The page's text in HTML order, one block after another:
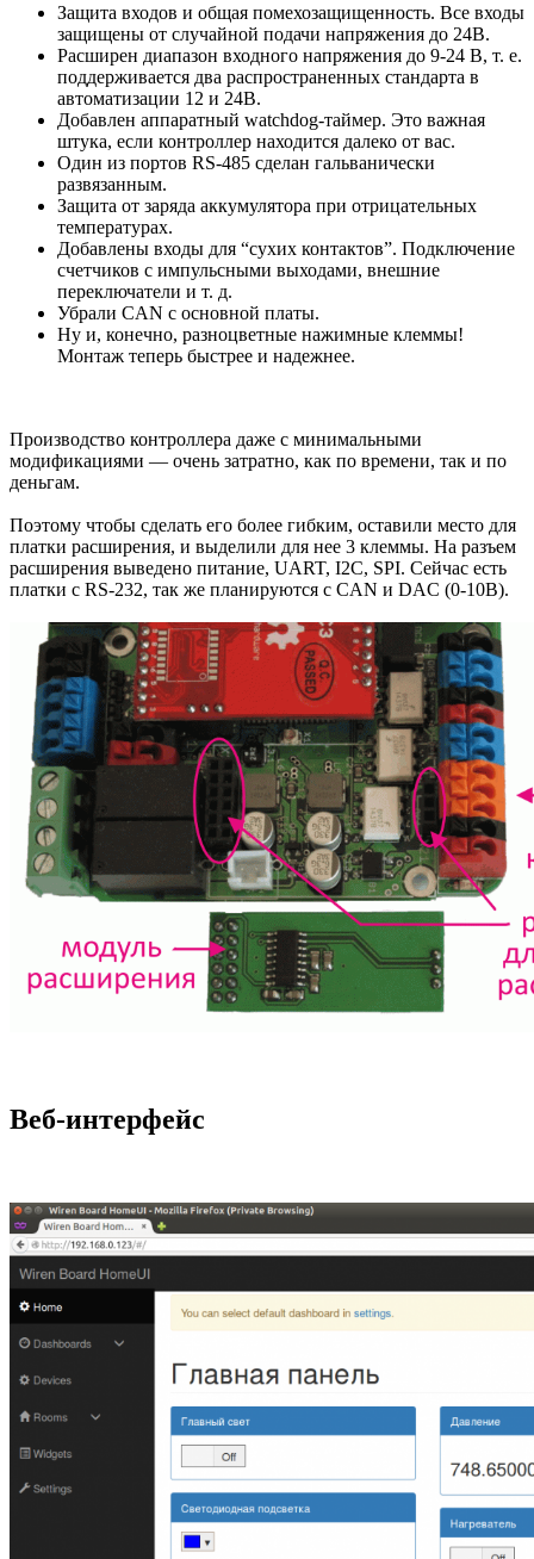
Защита входов и общая помехозащищенность. Все входы
защищены от случайной подачи напряжения до 24В.
Расширен диапазон входного напряжения до 9-24 В, т. е.
поддерживается два распространенных стандарта в
автоматизации 12 и 24В.
Добавлен аппаратный watchdog-таймер. Это важная
штука, если контроллер находится далеко от вас.
Один из портов RS-485 сделан гальванически
развязанным.
Защита от заряда аккумулятора при отрицательных
температурах.
Добавлены входы для “сухих контактов”. Подключение
счетчиков с импульсными выходами, внешние
переключатели и т. д.
Убрали CAN с основной платы.
Ну и, конечно, разноцветные нажимные клеммы!
Монтаж теперь быстрее и надежнее.
Производство контроллера даже с минимальными
модификациями — очень затратно, как по времени, так и по
деньгам.
Поэтому чтобы сделать его более гибким, оставили место для
платки расширения, и выделили для нее 3 клеммы. На разъем
расширения выведено питание, UART, I2C, SPI. Сейчас есть
платки с RS-232, так же планируются с CAN и DAC (0-10В).
Веб-интерфейс